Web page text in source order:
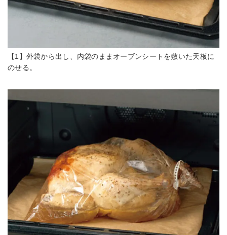
【1】外袋から出し、内袋のままオーブンシートを敷いた天板に
のせる。